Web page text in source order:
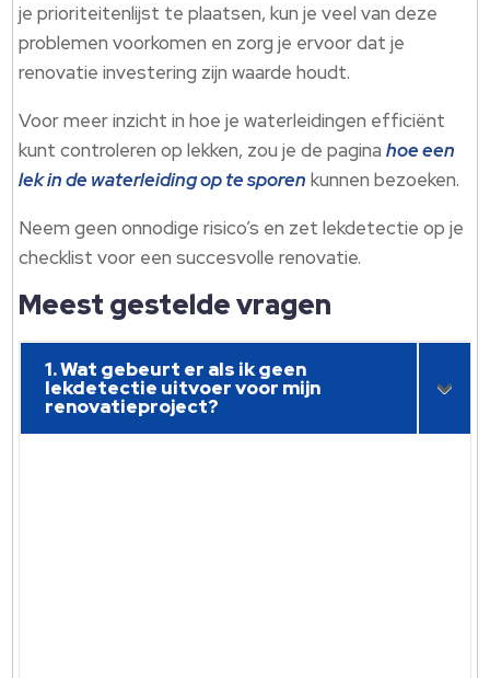
je prioriteitenlijst te plaatsen, kun je veel van deze
problemen voorkomen en zorg je ervoor dat je
renovatie investering zijn waarde houdt.
Voor meer inzicht in hoe je waterleidingen efficiënt
kunt controleren op lekken, zou je de paginahoe een
lek in de waterleiding op te sporen kunnen bezoeken.
Neem geen onnodige risico’s en zet lekdetectie op je
checklist voor een succesvolle renovatie.
Meest gestelde vragen
1. Wat gebeurt er als ik geen
lekdetectie uitvoer voor mijn
renovatieproject?